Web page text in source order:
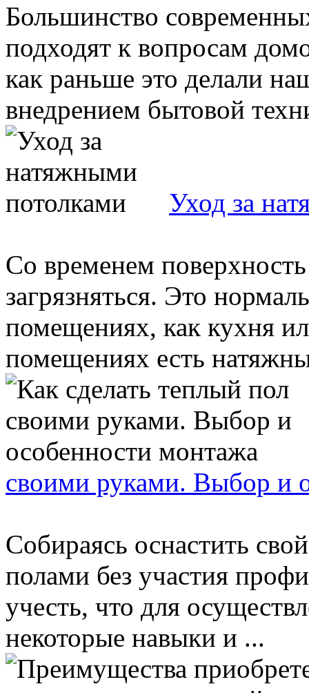
Большинство
подходят к вопросам
как раньше это делали
внедрением бытовой
Уход за
Со временем
загрязняться. Это
помещениях, как кухня
помещениях есть
своими руками. Выбор и
Собираясь оснастить
полами без участия
учесть, что для
некоторые навыки и ...